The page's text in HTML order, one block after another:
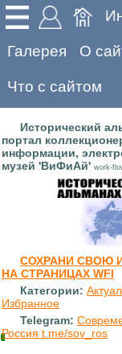
Галерея О
Что с сайтом
Исторический
портал
информации,
музей 'ВиФиАй' work-
СОХРАНИ СВОЮ
НА СТРАНИЦАХ WFI
Категории:
Избранное
Telegram:
Россия t.me/sov_ros